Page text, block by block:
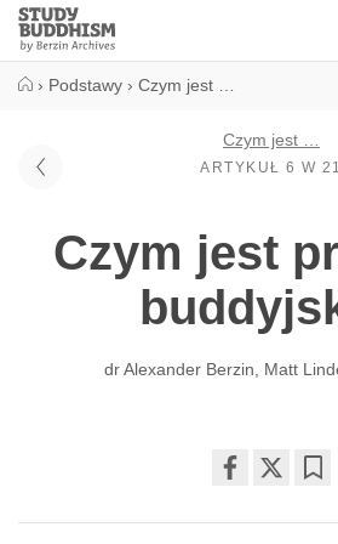
Close
Study
Buddhism
› Podstawy › Czym jest …
Czym jest …
ARTYKUŁ 6 W 21
Czym jest
dr Alexander Berzin Matt
on